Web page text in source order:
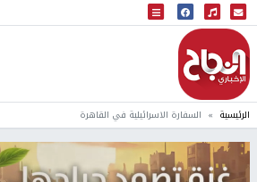
البث المباشر
إذاعة النجاح
الرئيسية السفارة الاسرائيلية في القاهرة